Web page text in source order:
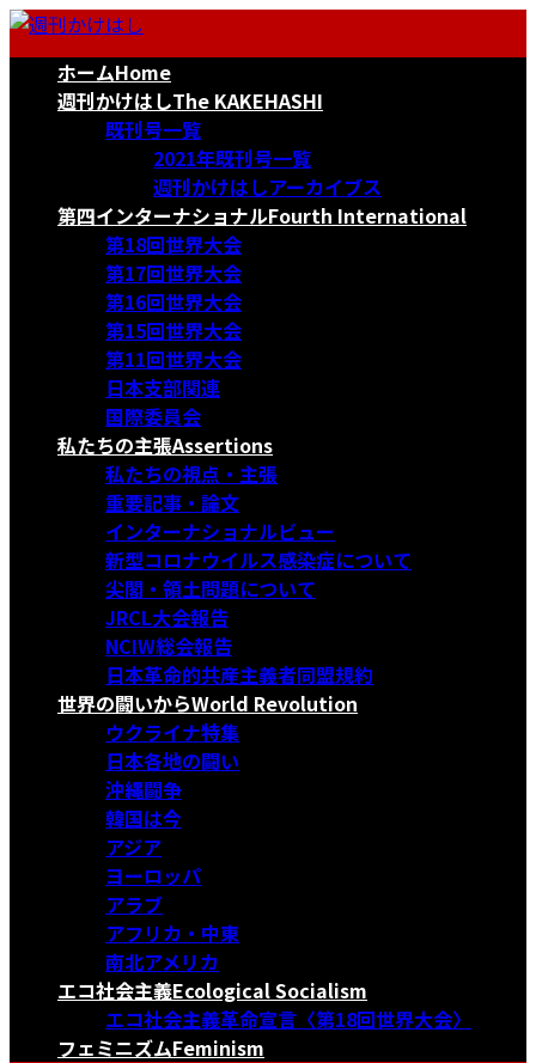
コ
ナ
ホームHome
週刊かけはしThe KAKEHASHI
既刊号一覧
2021年既刊号一覧
週刊かけはしアーカイブス
第四インターナショナルFourth International
第18回世界大会
第17回世界大会
第16回世界大会
第15回世界大会
第11回世界大会
日本支部関連
国際委員会
私たちの主張Assertions
私たちの視点・主張
重要記事・論文
インターナショナルビュー
新型コロナウイルス感染症について
尖閣・領土問題について
JRCL大会報告
NCIW総会報告
日本革命的共産主義者同盟規約
世界の闘いからWorld Revolution
ウクライナ特集
日本各地の闘い
沖縄闘争
韓国は今
アジア
ヨーロッパ
アラブ
アフリカ・中東
南北アメリカ
エコ社会主義Ecological Socialism
エコ社会主義革命宣言〈第18回世界大会〉
フェミニズムFeminism